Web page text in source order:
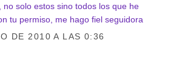
no solo estos sino todos los que he
tu permiso, me hago fiel seguidora
DE 2010 A LAS 0:36